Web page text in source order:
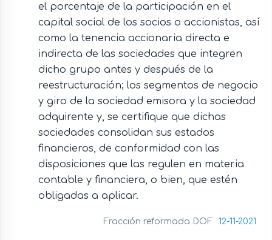
el porcentaje de la participación en el
capital social de los socios o accionistas, así
como la tenencia accionaria directa e
indirecta de las sociedades que integren
dicho grupo antes y después de la
reestructuración; los segmentos de negocio
y giro de la sociedad emisora y la sociedad
adquirente y, se certifique que dichas
sociedades consolidan sus estados
financieros, de conformidad con las
disposiciones que las regulen en materia
contable y financiera, o bien, que estén
obligadas a aplicar.
Fracción reformada DOF 12-11-2021